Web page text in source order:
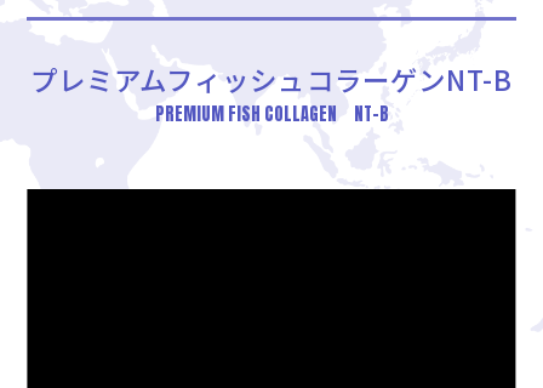
プレミアムフィッシュコラーゲンNT-B
PREMIUM FISH COLLAGEN NT-B